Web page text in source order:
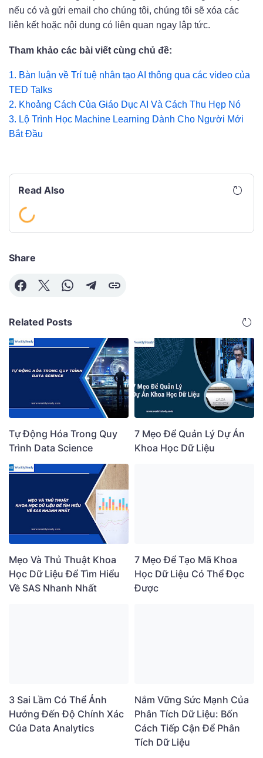
nếu có và gửi email cho chúng tôi, chúng tôi sẽ xóa các
liên kết hoặc nội dung có liên quan ngay lập tức.
Tham khảo các bài viết cùng chủ đề:
1. Bàn luận về Trí tuệ nhân tạo AI thông qua các video của
TED Talks
2. Khoảng Cách Của Giáo Dục AI Và Cách Thu Hẹp Nó
3. Lộ Trình Học Machine Learning Dành Cho Người Mới
Bắt Đầu
Read Also
Share
Related Posts
Tự Động Hóa Trong Quy
Trình Data Science
7 Mẹo Để Quản Lý Dự Án
Khoa Học Dữ Liệu
Mẹo Và Thủ Thuật Khoa
Học Dữ Liệu Để Tìm Hiểu
Về SAS Nhanh Nhất
7 Mẹo Để Tạo Mã Khoa
Học Dữ Liệu Có Thể Đọc
Được
3 Sai Lầm Có Thể Ảnh
Hưởng Đến Độ Chính Xác
Của Data Analytics
Nắm Vững Sức Mạnh Của
Phân Tích Dữ Liệu: Bốn
Cách Tiếp Cận Để Phân
Tích Dữ Liệu